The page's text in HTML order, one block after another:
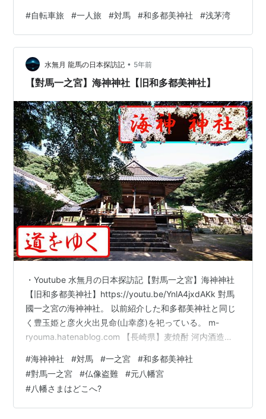
口に佇む鳥居（美津島町） 6：00 対馬の日の出（三浦
湾） 7：00 和多都美神社（豊玉町） 8：30 烏帽子岳か
らの浅茅湾の景色 9：30 バス輪行（豊玉町） 12：00 昼
飯（厳原町） 15：30 博多港（福岡市博多区） 18：00
到着（福岡市城南区） 本日の記録 5：0…
#自転車旅 #一人旅 #対馬 #和多都美神社 #浅茅湾
水無月 龍馬の日本探訪記 • 5年前
【對馬一之宮】海神神社【旧和多都美神社】
・Youtube 水無月の日本探訪記【對馬一之宮】海神神社
【旧和多都美神社】https://youtu.be/YnlA4jxdAKk 對馬
國一之宮の海神神社。 以前紹介した和多都美神社と同じ
く豊玉姫と彦火火出見命(山幸彦)を祀っている。 m-
ryouma.hatenablog.com 【長崎県】麦焼酎 河内酒造
神社と違う点は、豊玉姫が主祭神で彦火火出見命(山幸彦)
が祭神であるということ、更に子供の鵜草葺不合命、宗
像神、道主貴神とのこと。 神武天皇「以前」 縄文中期に
天皇制の原型が誕生した 作者:宮崎 正弘 扶桑社
#海神神社 #対馬 #一之宮 #和多都美神社
#對馬一之宮 #仏像盗難 #元八幡宮
#八幡さまはどこへ?